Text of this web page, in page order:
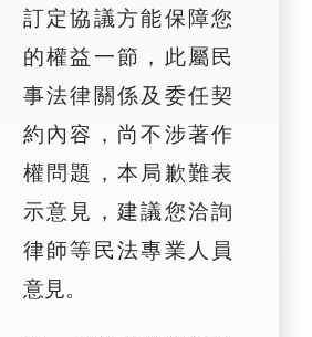
訂定協議方能保障您
的權益一節，此屬民
事法律關係及委任契
約內容，尚不涉著作
權問題，本局歉難表
示意見，建議您洽詢
律師等民法專業人員
意見。